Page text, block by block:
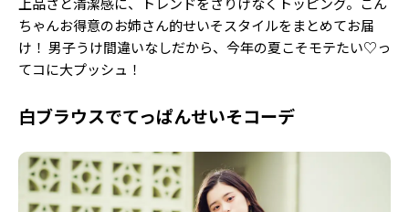
YouTube
FORTUNE
ゲッターズ飯田
MISS SEVENTEEN
MAGAZINE
バックナンバー
INFORMATION
ちゃんお得意のお姉さん的せいそスタイルをまとめてお届
け！ 男子うけ間違いなしだから、今年の夏こそモテたい♡っ
てコに大プッシュ！
白ブラウスでてっぱんせいそコーデ